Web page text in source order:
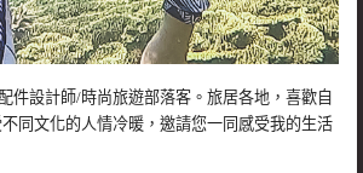
件設計師/時尚旅遊部落客。旅居各地，喜歡自
同文化的人情冷暖，邀請您一同感受我的生活